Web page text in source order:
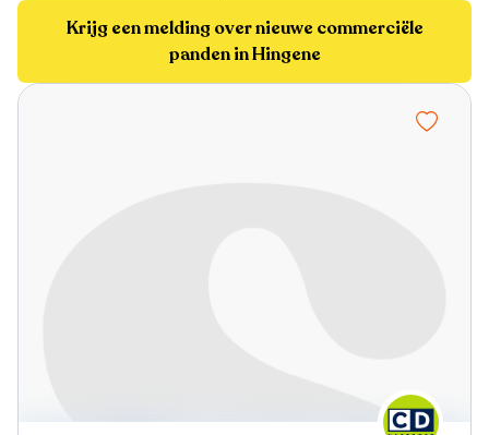
Krijg een melding over nieuwe commerciële
panden in Hingene